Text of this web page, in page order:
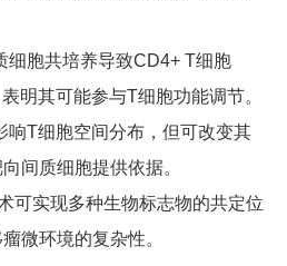
细胞共培养导致CD4+ T细胞
明其可能参与T细胞功能调节。
响T细胞空间分布，但可改变其
间质细胞提供依据。
可实现多种生物标志物的共定位
微环境的复杂性。